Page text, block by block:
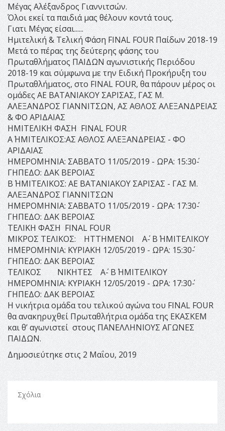
Μέγας Αλέξανδρος Γιαννιτσών.
Όλοι εκεί τα παιδιά μας θέλουν κοντά τους.
Γιατι Μέγας είσαι......
Ημιτελική & Τελική Φάση FINAL FOUR Παίδων 2018-19
Μετά το πέρας της δεύτερης φάσης του
Πρωταθλήματος ΠΑΙΔΩΝ αγωνιστικής Περιόδου
2018-19 και σύμφωνα με την Ειδική Προκήρυξη του
Πρωταθλήματος, στο FINAL FOUR, θα πάρουν μέρος οι
ομάδες ΑΕ ΒΑΤΑΝΙΑΚΟΥ ΣΑΡΙΣΑΣ, ΓΑΣ Μ.
ΑΛΕΞΑΝΔΡΟΣ ΓΙΑΝΝΙΤΣΩΝ, ΑΣ ΑΘΛΟΣ ΑΛΕΞΑΝΔΡΕΙΑΣ
& ΦΟ ΑΡΙΔΑΙΑΣ
ΗΜΙΤΕΛΙΚΗ ΦΑΣΗ FINAL FOUR
Α΄ ΗΜΙΤΕΛΙΚΟΣ:ΑΣ ΑΘΛΟΣ ΑΛΕΞΑΝΔΡΕΙΑΣ - ΦΟ
ΑΡΙΔΑΙΑΣ
ΗΜΕΡΟΜΗΝΙΑ: ΣΑΒΒΑΤΟ 11/05/2019 - ΩΡΑ: 15:30΄-
ΓΗΠΕΔΟ: ΔΑΚ ΒΕΡΟΙΑΣ
Β΄ ΗΜΙΤΕΛΙΚΟΣ: ΑΕ ΒΑΤΑΝΙΑΚΟΥ ΣΑΡΙΣΑΣ - ΓΑΣ Μ.
ΑΛΕΞΑΝΔΡΟΣ ΓΙΑΝΝΙΤΣΩΝ
ΗΜΕΡΟΜΗΝΙΑ: ΣΑΒΒΑΤΟ 11/05/2019 - ΩΡΑ: 17:30΄-
ΓΗΠΕΔΟ: ΔΑΚ ΒΕΡΟΙΑΣ
ΤΕΛΙΚΗ ΦΑΣΗ FINAL FOUR
ΜΙΚΡΟΣ ΤΕΛΙΚΟΣ: ΗΤΤΗΜΕΝΟΙ Α΄- Β΄ ΗΜΙΤΕΛΙΚΟΥ
ΗΜΕΡΟΜΗΝΙΑ: ΚΥΡΙΑΚΗ 12/05/2019 - ΩΡΑ: 15:30΄-
ΓΗΠΕΔΟ: ΔΑΚ ΒΕΡΟΙΑΣ
ΤΕΛΙΚΟΣ ΝΙΚΗΤΕΣ Α΄- Β΄ ΗΜΙΤΕΛΙΚΟΥ
ΗΜΕΡΟΜΗΝΙΑ: ΚΥΡΙΑΚΗ 12/05/2019 - ΩΡΑ: 17:30΄-
ΓΗΠΕΔΟ: ΔΑΚ ΒΕΡΟΙΑΣ
Η νικήτρια ομάδα του τελικού αγώνα του FINAL FOUR
θα ανακηρυχθεί Πρωταθλήτρια ομάδα της ΕΚΑΣΚΕΜ
και θ’ αγωνιστεί στους ΠΑΝΕΛΛΗΝΙΟΥΣ ΑΓΩΝΕΣ
ΠΑΙΔΩΝ.
Δημοσιεύτηκε στις 2 Μαΐου, 2019
Σχόλια